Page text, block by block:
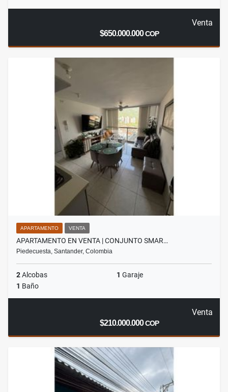
Venta
$650.000.000COP
APARTAMENTO VENTA
APARTAMENTO EN VENTA | CONJUNTO SMAR…
Piedecuesta, Santander, Colombia
2Alcobas 1 Garaje
1 Baño
Venta
$210.000.000COP